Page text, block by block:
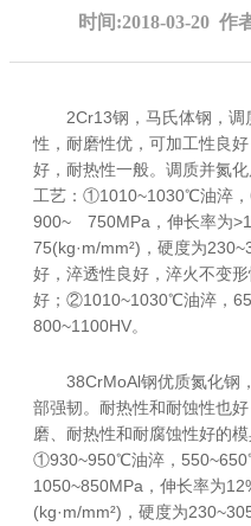
时间:2018-03-20 作
2Cr13钢，马氏体钢，
性，耐磨性优，可加工性良
好，耐热性一般。调质并氮
工艺：①1010~1030℃油淬
900~ 750MPa，伸长率为
75(kg·m/mm²)，硬度为
好，淬透性良好，淬火不变
好；②1010~1030℃油淬，
800~1100HV。
38CrMoAl钢优质氮化钢
部强韧。耐热性和耐蚀性也
磨、耐热性和耐腐蚀性好的
①930~950℃油淬，
1050~850MPa，伸长率为
(kg·m/mm²)，硬度为